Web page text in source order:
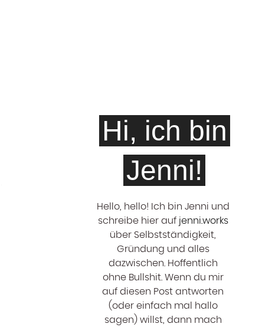
Hi, ich bin
Jenni!
Hello, hello! ‍Ich bin Jenni und
schreibe hier auf jenni.works
über Selbstständigkeit,
Gründung und alles
dazwischen. Hoffentlich
ohne Bullshit. Wenn du mir
auf diesen Post antworten
(oder einfach mal hallo
sagen) willst, dann mach